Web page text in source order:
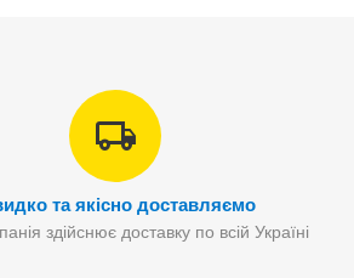
та якісно доставляємо
здійснює доставку по всій Україні